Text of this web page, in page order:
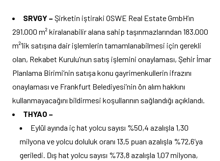
SRVGY – Şirketin iştiraki OSWE Real Estate GmbH’ın
291.000 m² kiralanabilir alana sahip taşınmazlarından 183.000
m²’lik satışına dair işlemlerin tamamlanabilmesi için gerekli
olan, Rekabet Kurulu’nun satış işlemini onaylaması, Şehir İmar
Planlama Birimi’nin satışa konu gayrimenkullerin ifrazını
onaylaması ve Frankfurt Belediyesi’nin ön alım hakkını
kullanmayacağını bildirmesi koşullarının sağlandığı açıklandı.
THYAO –
Eylül ayında iç hat yolcu sayısı %50,4 azalışla 1,30
milyona ve yolcu doluluk oranı 13,5 puan azalışla %72,6’ya
geriledi. Dış hat yolcu sayısı %73,8 azalışla 1,07 milyona,